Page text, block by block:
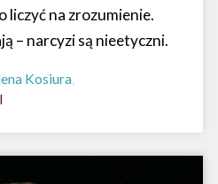
liczyć na zrozumienie.
– narcyzi są nieetyczni.
Kosiura